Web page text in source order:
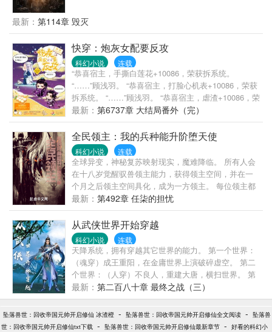
尸，我才是那个真正应该绝望的！偷告诉你们，最好
别惹我！那婆娘疯起来谁都管不住！
最新： 第114章 毁灭
快穿：炮灰女配要反攻
科幻小说 连载
“恭喜宿主，手撕白莲花+10086，荣获拆系统。
“……”顾浅羽。 “恭喜宿主，打脸心机表+10086，荣获
拆系统。 “……”顾浅羽。 “恭喜宿主，虐渣+10086，荣
获拆系统。 “……”顾浅羽。 系统表示，总有刁民想害
我们家浅羽，哼。
最新： 第6737章 大结局番外（完）
全民领主：我的兵种能升阶堕天使
科幻小说 连载
全球异变，神秘复苏映射现实，魔难降临。 所有人会
在十八岁觉醒驭兽领主能力，获得领主空间，并在一
个月之后领主空间具化，成为一方领主。 每位领主都
可在觉醒时获取一座招募池，招募属于自己的兵种。
掠夺资源，强化兵种，扩建领地，抵抗魔物入侵！ 任
柒开局招募变异魅魔，可以不断升阶为堕天使！ “竟然
有人可以招募魅魔？” “羡慕什么？魅魔没什么战斗
力，妥妥的战五渣，等他领主空间具化，估计很快就
会被魔物吞噬。” “哈哈哈，老子觉醒的可是顶级兵种
黄金虎，无敌了。” 不久后，任柒领地扩充到战国级，
身边站着一群堕天使，俯瞰所有魔物。 最弱的堕天
使，都是半神级别的存在...... 群号：418467409
最新： 第492章 任柒的担忧
从武侠世界开始穿越
科幻小说 连载
天降系统，拥有穿越其它世界的能力。 第一个世界：
（魂穿）成王重阳，在金庸世界上演破碎虚空。 第二
个世界：（人穿）不良人，重建大唐，横扫世界。 第
三个世界：（魂穿）蒙奇·D·卡普，我们的目标是星辰
大海。 第四个世界：（人穿）大唐风云录，这里有
《战神图录》，有龙元，有灵境。 第五....个个世界，
一步步变强。 ———— 建立了书友群，群号：
最新： 第二百八十章 最终之战（三）
坠落兽世：回收帝国元帅开启修仙 冰渣橙 - 坠落兽世：回收帝国元帅开启修仙全文阅读 - 坠落兽
世：回收帝国元帅开启修仙txt下载 - 坠落兽世：回收帝国元帅开启修仙最新章节 - 好看的科幻小